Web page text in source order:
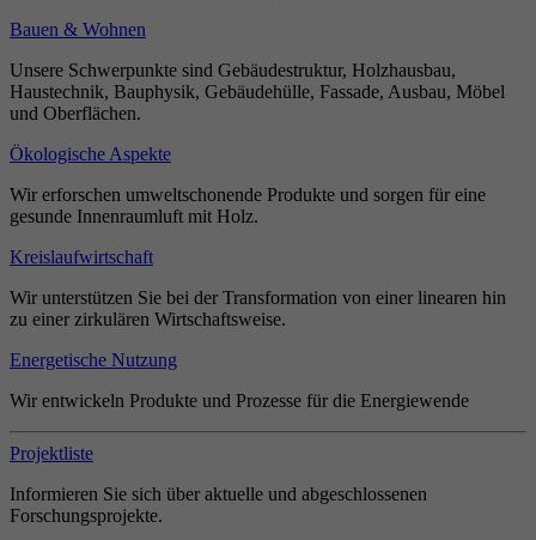
Bauen & Wohnen
Unsere Schwerpunkte sind Gebäudestruktur, Holzhausbau,
Haustechnik, Bauphysik, Gebäudehülle, Fassade, Ausbau, Möbel
und Oberflächen.
Ökologische Aspekte
Wir erforschen umweltschonende Produkte und sorgen für eine
gesunde Innenraumluft mit Holz.
Kreislaufwirtschaft
Wir unterstützen Sie bei der Transformation von einer linearen hin
zu einer zirkulären Wirtschaftsweise.
Energetische Nutzung
Wir entwickeln Produkte und Prozesse für die Energiewende
Projektliste
Informieren Sie sich über aktuelle und abgeschlossenen
Forschungsprojekte.